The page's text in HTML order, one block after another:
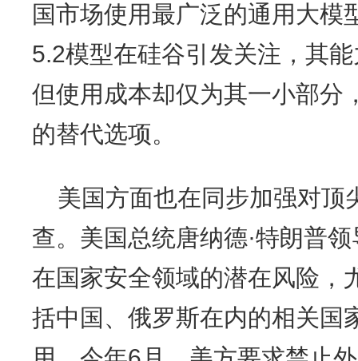
国市场使用最广泛的通用大模
5.2模型在硅谷引发关注，其
但使用成本却仅为其一小部分
的替代选项。
美国方面也在同步加强对顶
查。美国总统唐纳德·特朗普
在国家安全领域的潜在风险，
括中国、俄罗斯在内的相关国